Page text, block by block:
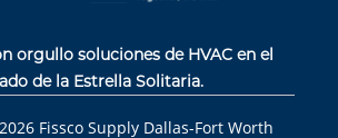
orgullo soluciones de HVAC en el
de la Estrella Solitaria.
2026 Fissco Supply Dallas-Fort Worth